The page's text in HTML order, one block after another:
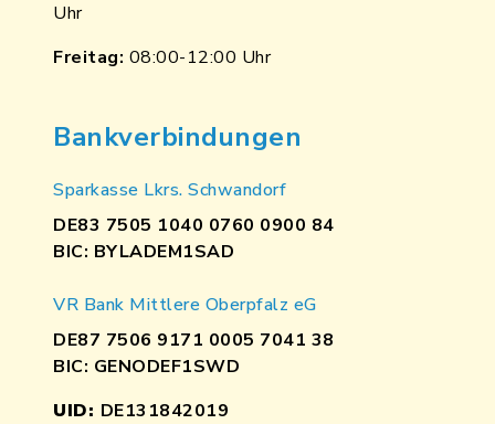
Uhr
Freitag: 08:00-12:00 Uhr
Bankverbindungen
Sparkasse Lkrs. Schwandorf
DE83 7505 1040 0760 0900 84
BIC: BYLADEM1SAD
VR Bank Mittlere Oberpfalz eG
DE87 7506 9171 0005 7041 38
BIC: GENODEF1SWD
UID: DE131842019